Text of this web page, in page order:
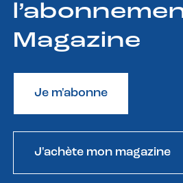
Magazine
Je m'abonne
J'achète mon magazine